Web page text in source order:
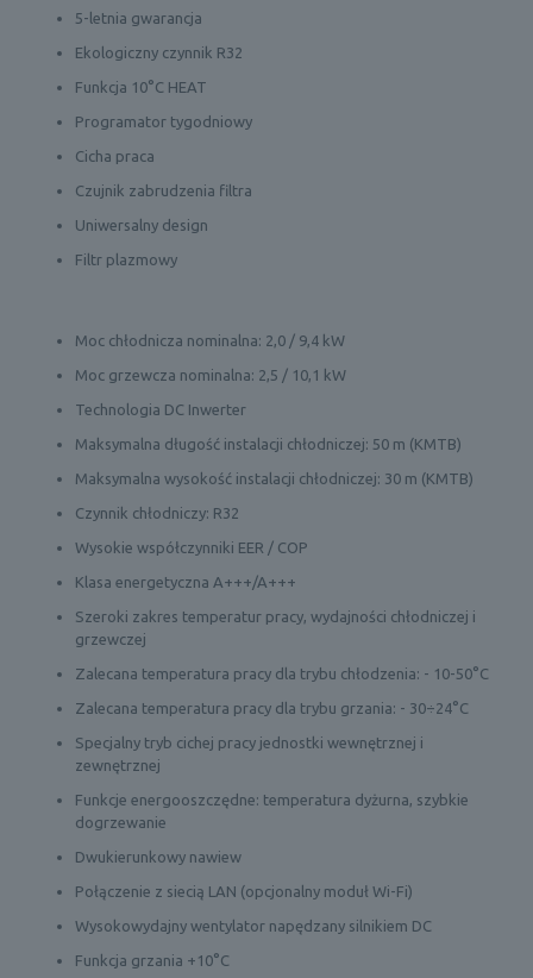
5-letnia gwarancja
Ekologiczny czynnik R32
Funkcja 10°C HEAT
Programator tygodniowy
Cicha praca
Czujnik zabrudzenia filtra
Uniwersalny design
Filtr plazmowy
Moc chłodnicza nominalna: 2,0 / 9,4 kW
Moc grzewcza nominalna: 2,5 / 10,1 kW
Technologia DC Inwerter
Maksymalna długość instalacji chłodniczej: 50 m (KMTB)
Maksymalna wysokość instalacji chłodniczej: 30 m (KMTB)
Czynnik chłodniczy: R32
Wysokie współczynniki EER / COP
Klasa energetyczna A+++/A+++
Szeroki zakres temperatur pracy, wydajności chłodniczej i
grzewczej
Zalecana temperatura pracy dla trybu chłodzenia: - 10-50°C
Zalecana temperatura pracy dla trybu grzania: - 30÷24°C
Specjalny tryb cichej pracy jednostki wewnętrznej i
zewnętrznej
Funkcje energooszczędne: temperatura dyżurna, szybkie
dogrzewanie
Dwukierunkowy nawiew
Połączenie z siecią LAN (opcjonalny moduł Wi-Fi)
Wysokowydajny wentylator napędzany silnikiem DC
Funkcja grzania +10°C